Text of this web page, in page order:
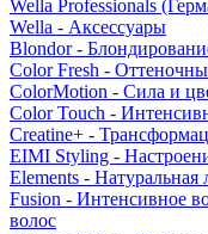
Wella Professionals
Wella - Аксессуары
Blondor -
Color Fresh -
ColorMotion - Сила и
Color Touch -
Creatine+ -
EIMI Styling -
Elements - Натуральная
Fusion - Интенсивное
волос